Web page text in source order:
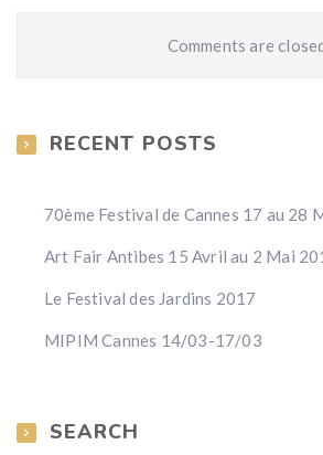
Comments are
RECENT POSTS
70ème Festival de Cannes 17 au 28
Art Fair Antibes 15 Avril au 2 Mai
Le Festival des Jardins 2017
MIPIM Cannes 14/03-17/03
SEARCH